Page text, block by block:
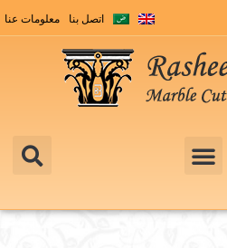
اتصل بنا معلومات عنا